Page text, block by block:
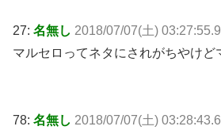
27: 名無し 2018/07/07(土)
マルセロってネタにされがちやけど
78: 名無し 2018/07/07(土)